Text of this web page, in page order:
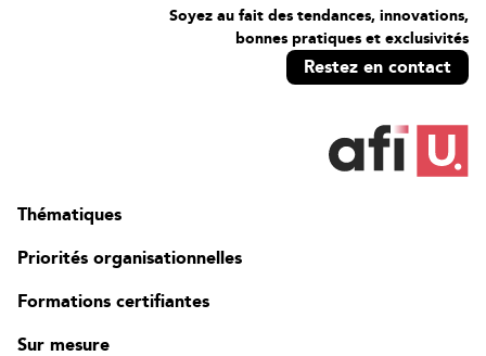
Soyez au fait des tendances, innovations,
bonnes pratiques et exclusivités
Restez en contact
Thématiques
Priorités organisationnelles
Formations certifiantes
Sur mesure